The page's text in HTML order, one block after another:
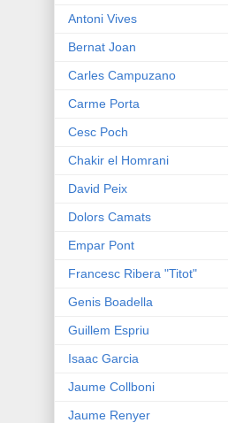
Antoni Vives
Bernat Joan
Carles Campuzano
Carme Porta
Cesc Poch
Chakir el Homrani
David Peix
Dolors Camats
Empar Pont
Francesc Ribera "Titot"
Genis Boadella
Guillem Espriu
Isaac Garcia
Jaume Collboni
Jaume Renyer